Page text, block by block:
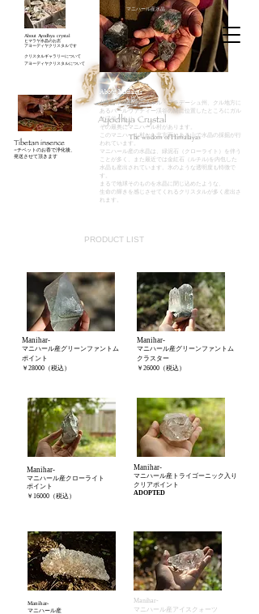
The wisdom of Himalayas
Ayodhya Crystal
About Ayodhya crystal
ヒマラヤ水晶のお店
アヨーディヤクリスタルです
クリスタルギャラリーについて
アヨーディヤクリスタルについて
Tibetan insence
-チベットのお香で浄化後、
発送させて頂きます
​マニハール産水晶
​About Manihar
北インドのヒマーチャル・プラデーシュ州、クル地方に
あるパールヴァティー渓谷の南に位置したところにガル
サ渓谷があり、
その最奥にマニハール村があります。
このマニハール村から北方面にある山で水晶の採掘が行
われています。
マニハール産の水晶は、緑泥石（クローライト）を伴う
ことが多く、また最近では金紅石（ルチル)を内包した
水晶も産出されています。氷のような透明度も特徴で
す。
まるで地球そのものを水晶に閉じ込めたような、
生命の輝きを感じさせてくれるクリスタルが多く産出さ
れます。
​PRODUCT LIST
Manihar-
マニハール産グリーンファントム
ポイント
￥28000 （税込）
Manihar-
マニハール産グリーンファントム
クラスター
￥26000 （税込）
Manihar-
マニハール産クローライト
ポイント
￥16000 （税込）
Manihar-
マニハール産トライゴーニック入り
クリアポイント
ADOPTED
Manihar-
マニハール産
Manihar-
マニハール産アイスクォーツ